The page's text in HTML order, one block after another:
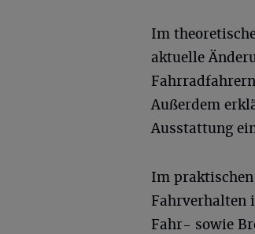
Im
aktuelle
Außerdem
Ausstattung
Im
Fahrverhalten
Fahr- sowie